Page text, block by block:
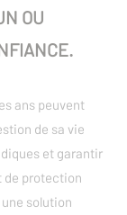
OU
ans peuvent
de sa vie
et garantir
de protection
solution